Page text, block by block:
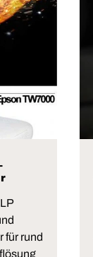
für rund